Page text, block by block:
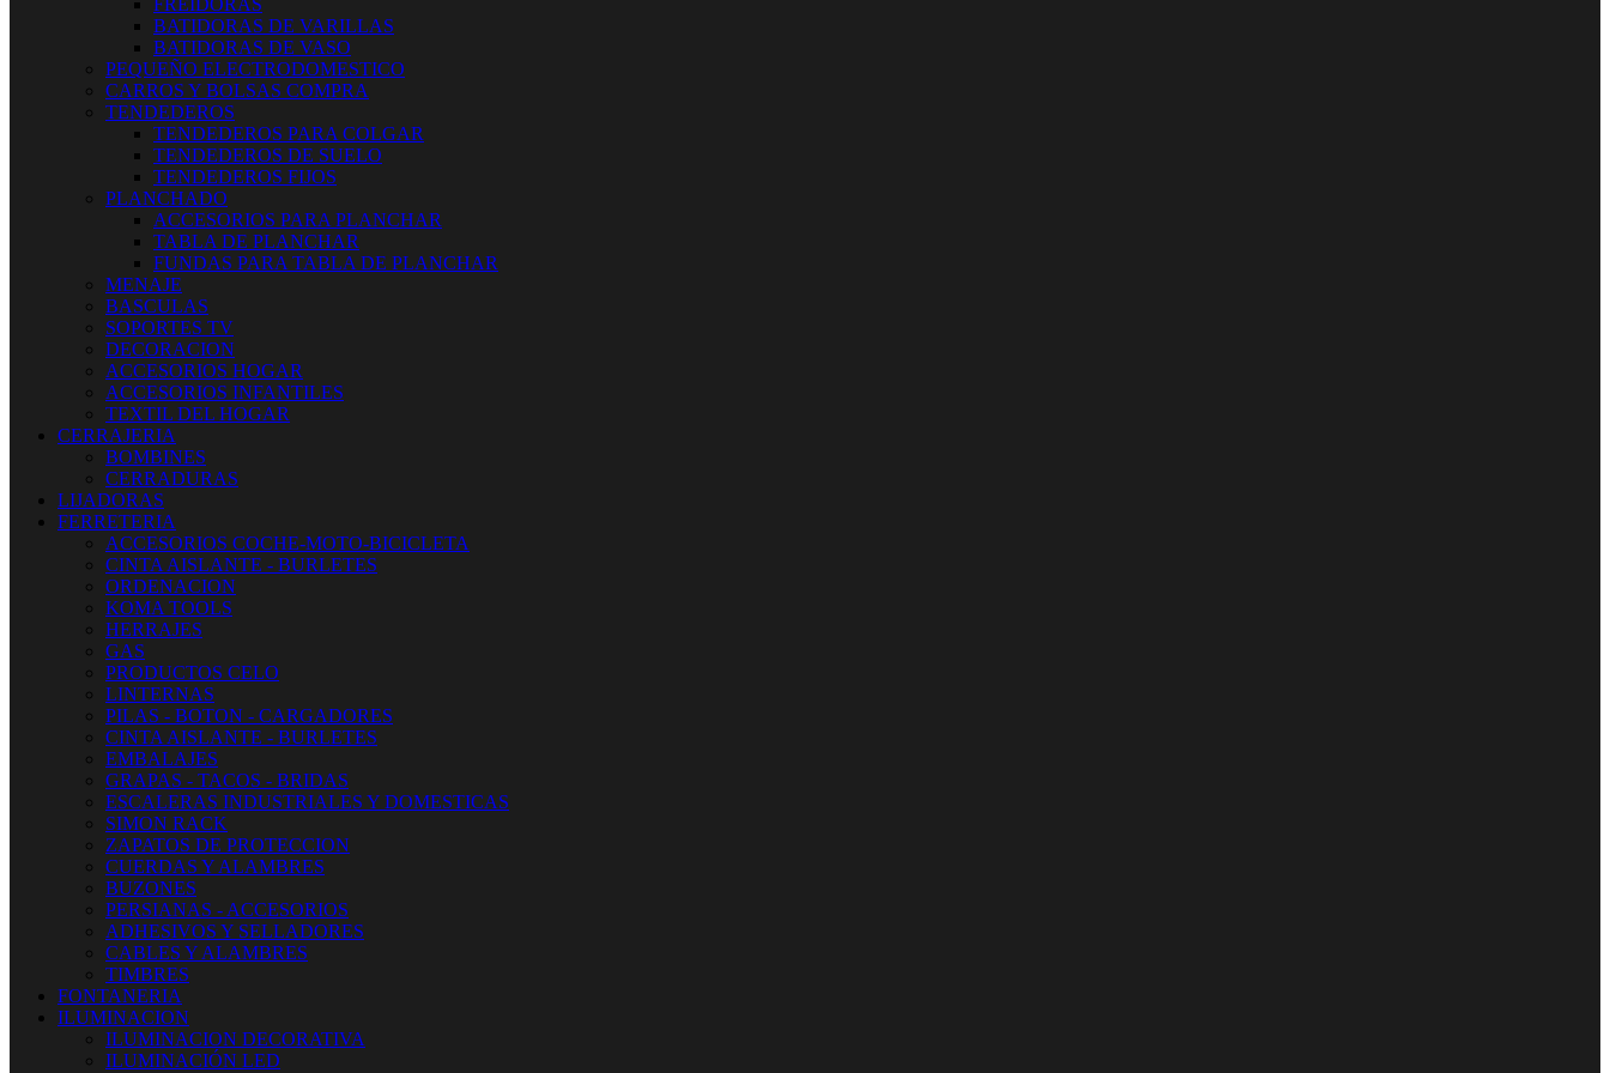
FREIDORAS
BATIDORAS DE VARILLAS
BATIDORAS DE VASO
PEQUEÑO ELECTRODOMESTICO
CARROS Y BOLSAS COMPRA
TENDEDEROS
TENDEDEROS PARA COLGAR
TENDEDEROS DE SUELO
TENDEDEROS FIJOS
PLANCHADO
ACCESORIOS PARA PLANCHAR
TABLA DE PLANCHAR
FUNDAS PARA TABLA DE PLANCHAR
MENAJE
BASCULAS
SOPORTES TV
DECORACION
ACCESORIOS HOGAR
ACCESORIOS INFANTILES
TEXTIL DEL HOGAR
CERRAJERIA
BOMBINES
CERRADURAS
LIJADORAS
FERRETERIA
ACCESORIOS COCHE-MOTO-BICICLETA
CINTA AISLANTE - BURLETES
ORDENACION
KOMA TOOLS
HERRAJES
GAS
PRODUCTOS CELO
LINTERNAS
PILAS - BOTON - CARGADORES
CINTA AISLANTE - BURLETES
EMBALAJES
GRAPAS - TACOS - BRIDAS
ESCALERAS INDUSTRIALES Y DOMESTICAS
SIMON RACK
ZAPATOS DE PROTECCION
CUERDAS Y ALAMBRES
BUZONES
PERSIANAS - ACCESORIOS
ADHESIVOS Y SELLADORES
CABLES Y ALAMBRES
TIMBRES
FONTANERIA
ILUMINACION
ILUMINACION DECORATIVA
ILUMINACIÓN LED